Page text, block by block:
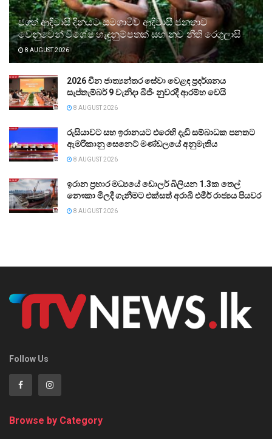
ජගත් ආදිවාසි දිනයට සමගාමීව ආදිවාසී ජනතාව
වෙනුවෙන් විශේෂ හැඳුනුම්පතක් සහ නව නීති රෙගුලාසි
8 AUGUST 2026
2026 චීන ජාත්‍යන්තර සේවා වෙළඳ ප්‍රදර්ශනය
සැප්තැම්බර් 9 වැනිදා බීජිං නුවරදී ආරම්භ වෙයි
8 AUGUST 2026
රුසියාවට සහ ඉරානයට එරෙහි දැඩි සම්බාධක පනතට
ඇමරිකානු සෙනෙට් මණ්ඩලයේ අනුමැතිය
8 AUGUST 2026
ඉරාන ප්‍රහාර මධ්‍යයේ ඩොලර් බිලියන 1.3ක තෙල්
නෞකා මිලදී ගැනීමට එක්සත් අරාබි එමීර් රාජ්‍යය පියවර
8 AUGUST 2026
Follow Us
Browse by Category